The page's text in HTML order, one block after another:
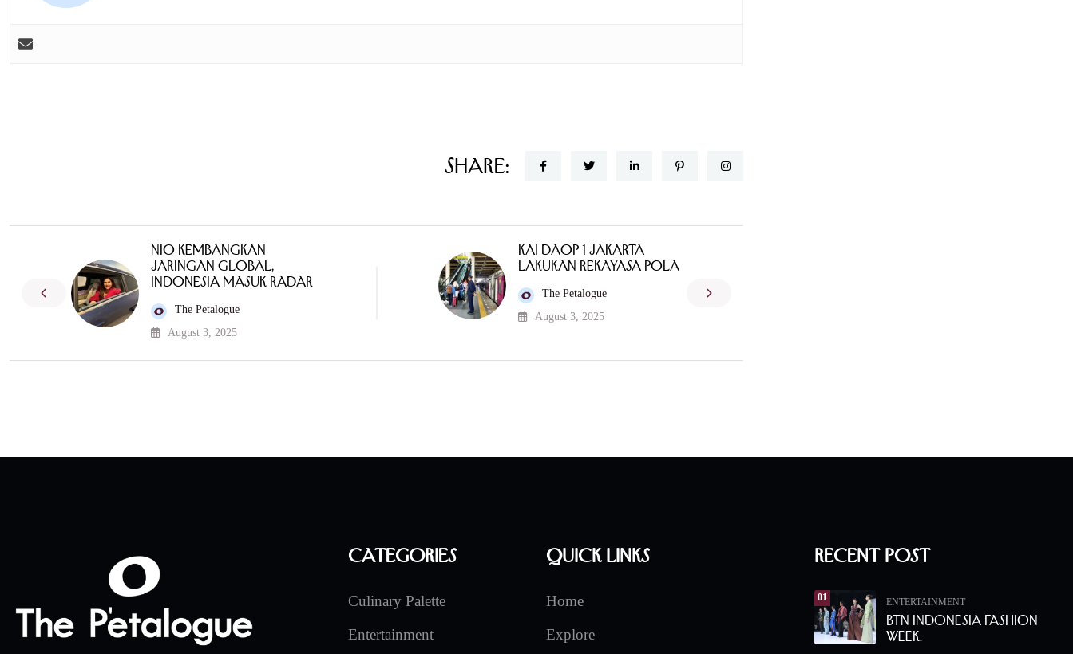
Share:
NIO Kembangkan
Jaringan Global,
Indonesia Masuk Radar
The Petalogue
August 3, 2025
KAI Daop 1 Jakarta
Lakukan Rekayasa Pola
The Petalogue
August 3, 2025
Categories
Culinary Palette
Entertainment
Quick Links
Home
Explore
Recent Post
01 ENTERTAINMENT
BTN Indonesia Fashion
Week.